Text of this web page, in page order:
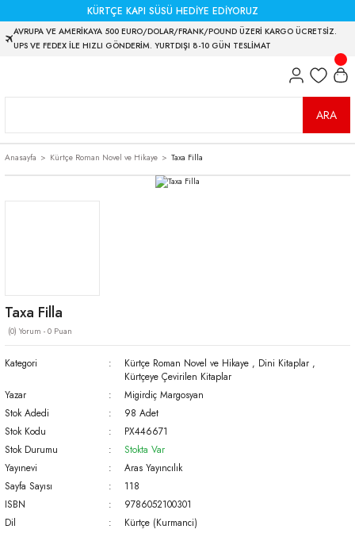
KÜRTÇE KAPI SÜSÜ HEDİYE EDİYORUZ
AVRUPA VE AMERİKAYA 500 EURO/DOLAR/FRANK/POUND ÜZERİ KARGO ÜCRETSİZ.
UPS VE FEDEX İLE HIZLI GÖNDERİM. YURTDIŞI 8-10 GÜN TESLİMAT
ARA
Anasayfa Kürtçe Roman Novel ve Hikaye Taxa Filla
Taxa Filla
(0) Yorum - 0 Puan
Kategori Kürtçe Roman Novel ve Hikaye , Dini Kitaplar ,
Kürtçeye Çevirilen Kitaplar
Yazar
Migirdiç Margosyan
Stok Adedi
98 Adet
Stok Kodu
PX446671
Stok Durumu
Stokta Var
Yayınevi
Aras Yayıncılık
Sayfa Sayısı
118
ISBN
9786052100301
Dil
Kürtçe (Kurmanci)